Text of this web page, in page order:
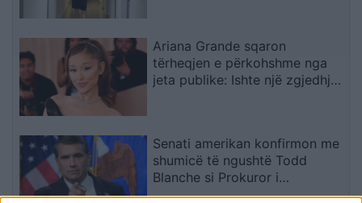
Ariana Grande sqaron
tërheqjen e përkohshme nga
jeta publike: Ishte një zgjedhje
Senati amerikan konfirmon me
shumicë të ngushtë Todd
Blanche si Prokuror i
Përgjithshëm i SHBA-së